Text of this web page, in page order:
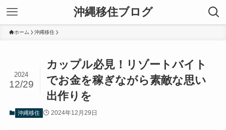
沖縄移住ブログ
ホーム 沖縄移住
カップル必見！リゾートバイト
でお金を稼ぎながら素敵な思い
出作りを
2024
12/29
沖縄移住 2024年12月29日